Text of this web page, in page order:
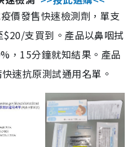
價發售快速檢測劑，單支
支買到。產品以鼻咽拭
，15分鐘就知結果。產品
速抗原測試通用名單。